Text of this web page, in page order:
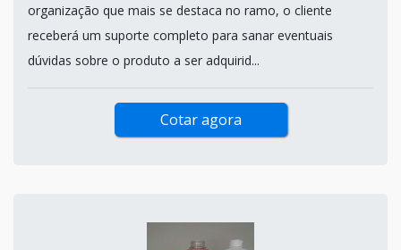
organização que mais se destaca no ramo, o cliente
receberá um suporte completo para sanar eventuais
dúvidas sobre o produto a ser adquirid...
Cotar agora